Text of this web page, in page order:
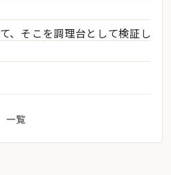
、そこを調理台として検証し
一覧